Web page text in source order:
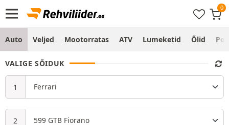
Auto Veljed Mootorratas ATV Lumeketid Õlid
VALIGE SÕIDUK